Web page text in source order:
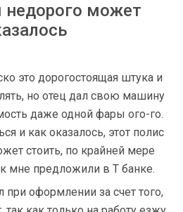
недорого может
это дорогостоящая штука и
но отец дал свою машину
даже одной фары ого-го.
и как оказалось, этот полис
стоить, по крайней мере
мне предложили в Т банке.
оформлении за счет того,